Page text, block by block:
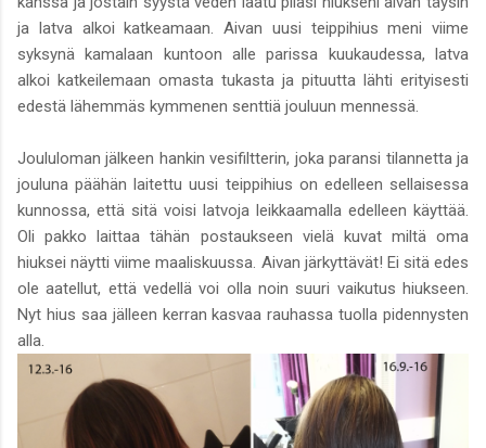
ja latva alkoi katkeamaan. Aivan uusi teippihius meni viime
syksynä kamalaan kuntoon alle parissa kuukaudessa, latva
alkoi katkeilemaan omasta tukasta ja pituutta lähti erityisesti
edestä lähemmäs kymmenen senttiä jouluun mennessä.
Joululoman jälkeen hankin vesifiltterin, joka paransi tilannetta ja
jouluna päähän laitettu uusi teippihius on edelleen sellaisessa
kunnossa, että sitä voisi latvoja leikkaamalla edelleen käyttää.
Oli pakko laittaa tähän postaukseen vielä kuvat miltä oma
hiuksei näytti viime maaliskuussa. Aivan järkyttävät! Ei sitä edes
ole aatellut, että vedellä voi olla noin suuri vaikutus hiukseen.
Nyt hius saa jälleen kerran kasvaa rauhassa tuolla pidennysten
alla.